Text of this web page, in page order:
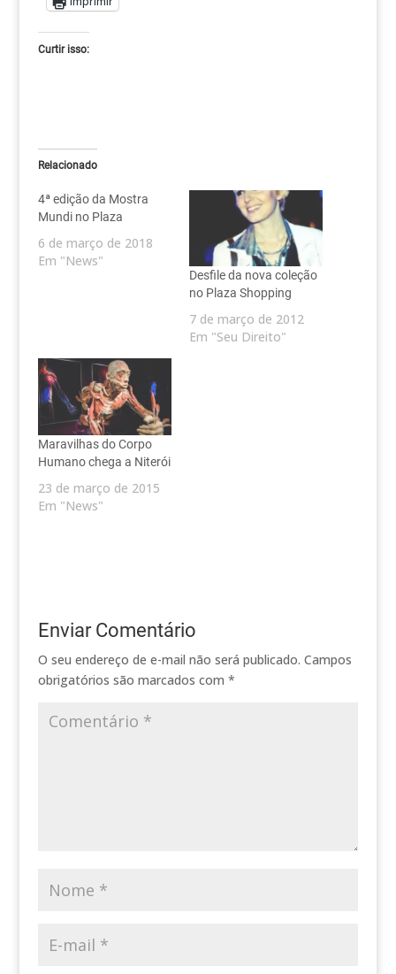
Curtir isso:
Relacionado
4ª edição da Mostra
Mundi no Plaza
6 de março de 2018
Em "News"
Desfile da nova coleção
no Plaza Shopping
7 de março de 2012
Em "Seu Direito"
Maravilhas do Corpo
Humano chega a Niterói
23 de março de 2015
Em "News"
Enviar Comentário
O seu endereço de e-mail não será publicado. Campos
obrigatórios são marcados com *